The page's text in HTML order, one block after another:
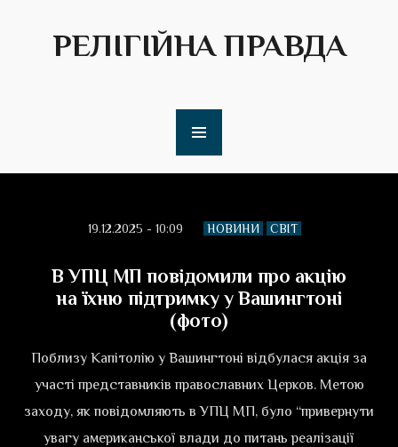
РЕЛІГІЙНА ПРАВДА
19.12.2025 - 10:09 НОВИНИ СВІТ
В УПЦ МП повідомили про акцію
на їхню підтримку у Вашингтоні
(фото)
Поблизу Капітолію у Вашингтоні відбулася акція за
участі представників православних Церков. Метою
заходу, як повідомляють в УПЦ МП, було “привернути
увагу американської влади до питань реалізації